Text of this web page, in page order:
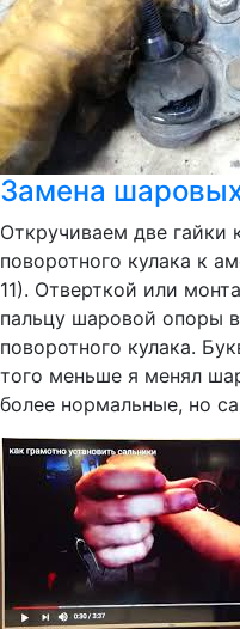
Замена
Откручиваем две гайки
поворотного кулака к
11). Отверткой или
пальцу шаровой опоры
поворотного кулака.
того меньше я менял
более нормальные, но